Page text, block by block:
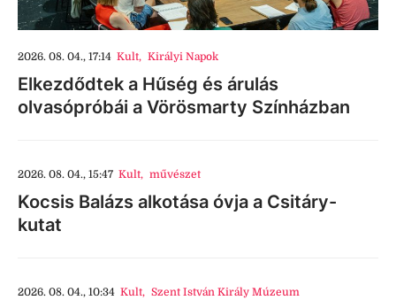
2026. 08. 04., 17:14 Kult, Királyi Napok
Elkezdődtek a Hűség és árulás
olvasópróbái a Vörösmarty Színházban
2026. 08. 04., 15:47 Kult, művészet
Kocsis Balázs alkotása óvja a Csitáry-
kutat
2026. 08. 04., 10:34 Kult, Szent István Király Múzeum